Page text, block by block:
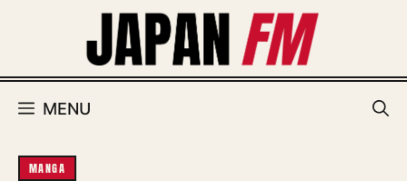
MENU
MANGA